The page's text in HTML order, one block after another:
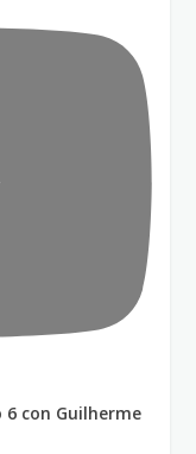
con Guilherme